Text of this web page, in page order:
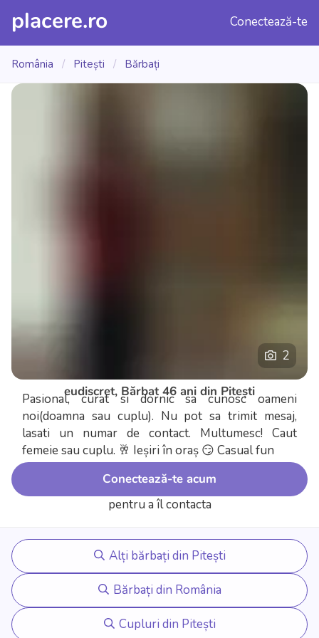
placere.ro Conectează-te
România / Pitești / Bărbați
2
eudiscret, Bărbat 46 ani din Pitești
Pasional, curat si dornic sa cunosc oameni
noi(doamna sau cuplu). Nu pot sa trimit mesaj,
lasati un numar de contact. Multumesc! Caut
femeie sau cuplu. 🥂 Ieșiri în oraș 😏 Casual fun
Conectează-te acum
pentru a îl contacta
Alți bărbați din Pitești
Bărbați din România
Cupluri din Pitești